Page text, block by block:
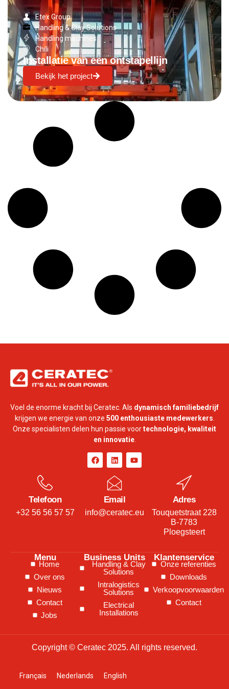
Etex Group
Handling & Clay Solutions
Handling machines
Chili
Installatie van een ontstapellijn
Bekijk het project
Voel de enorme kracht bij Ceratec. Als dynamisch familiebedrijf
krijgen we energie van onze 500 enthousiaste medewerkers
Onze specialisten delen hun passie voortechnologie, kwaliteit
en innovatie.
Telefoon
+32 56 56 57 57
Email
info@ceratec.eu
Adres
Touquetstraat 228
B-7783
Ploegsteert
Menu
Home
Over ons
Nieuws
Contact
Jobs
Business Units
Handling & Clay
Solutions
Intralogistics
Solutions
Electrical
Installations
Klantenservice
Onze referenties
Downloads
Verkoopvoorwaarden
Contact
Copyright © Ceratec 2025. All rights reserved.
Français Nederlands English